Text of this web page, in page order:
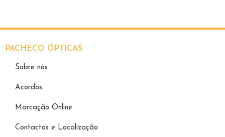
PACHECO ÓPTICAS
Sobre nós
Acordos
Marcação Online
Contactos e Localização